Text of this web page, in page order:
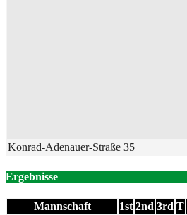
Konrad-Adenauer-Straße 35
Ergebnisse
Mannschaft 1st 2nd 3rd T